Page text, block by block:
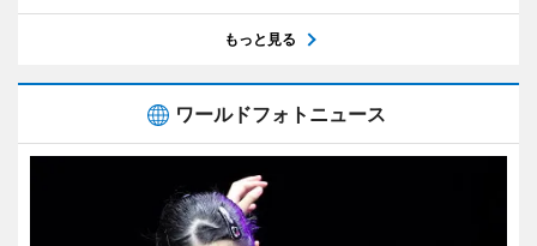
もっと見る
ワールドフォトニュース